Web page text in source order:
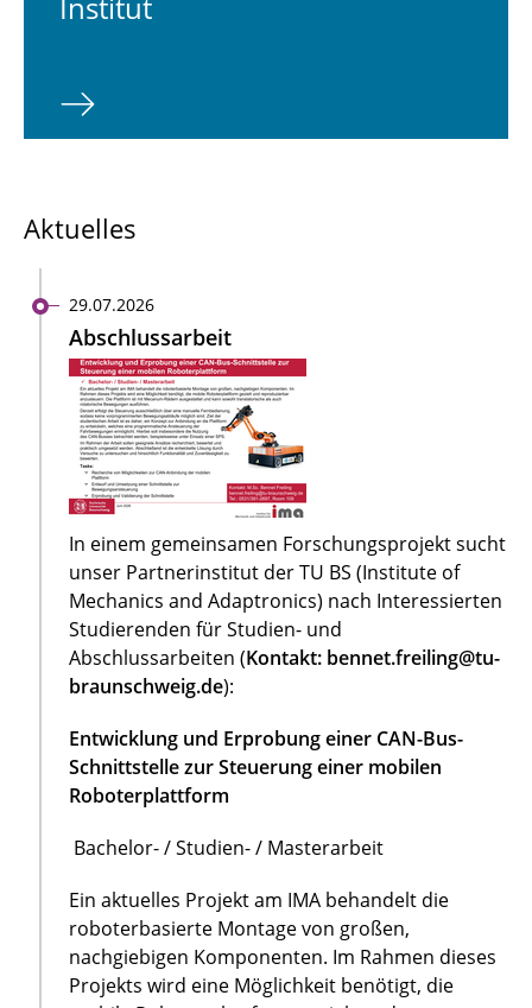
In­sti­tut
Aktuelles
29.07.2026
Abschlussarbeit
In einem gemeinsamen Forschungsprojekt sucht
unser Partnerinstitut der TU BS (Institute of
Mechanics and Adaptronics) nach Interessierten
Studierenden für Studien- und
Abschlussarbeiten (Kontakt: bennet.freiling@tu-
braunschweig.de):
Entwicklung und Erprobung einer CAN-Bus-
Schnittstelle zur Steuerung einer mobilen
Roboterplattform
Bachelor- / Studien- / Masterarbeit
Ein aktuelles Projekt am IMA behandelt die
roboterbasierte Montage von großen,
nachgiebigen Komponenten. Im Rahmen dieses
Projekts wird eine Möglichkeit benötigt, die